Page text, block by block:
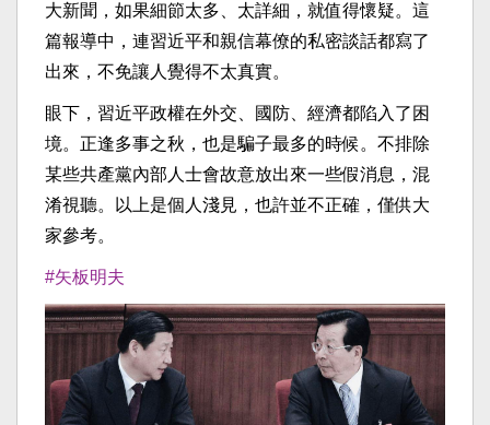
大新聞，如果細節太多、太詳細，就值得懷疑。這
篇報導中，連習近平和親信幕僚的私密談話都寫了
出來，不免讓人覺得不太真實。
眼下，習近平政權在外交、國防、經濟都陷入了困
境。正逢多事之秋，也是騙子最多的時候。不排除
某些共產黨內部人士會故意放出來一些假消息，混
淆視聽。以上是個人淺見，也許並不正確，僅供大
家參考。
#矢板明夫